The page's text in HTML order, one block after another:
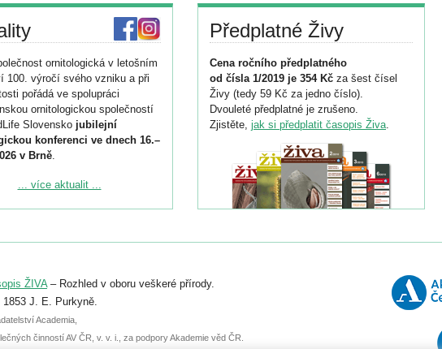
ornitologická v letošním
100. výročí svého vzniku a při
pořádá ve spolupráci
ornitologickou společností
Slovensko jubilejní
konferenci ve dnech 16.–
v Brně.
informace ke konferenci
se můžete do 6. září.
přihlášené přednášky nebo
už 30. června.
... více aktualit ...
Předplatné Živy
Cena ročního předplatného
od čísla 1/2019 je 354 Kč za šest čísel
Živy (tedy 59 Kč za jedno číslo).
Dvouleté předplatné je zrušeno.
Zjistěte, jak si předplatit časopis Živa.
ŽIVA– Rozhled v oboru veškeré přírody.
1853 J. E. Purkyně.
Academia,
činností AV ČR, v. v. i., za podpory Akademie věd ČR.